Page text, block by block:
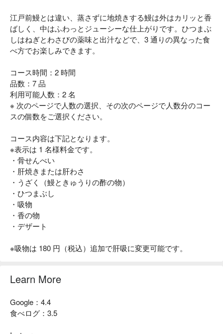
江戸前鰻とは違い、蒸さずに地焼きする鰻は外はカリッと香
ばしく、中はふわっとジューシーな仕上がりです。ひつまぶ
しはねぎとわさびの薬味と出汁などで、3 通りの異なった食
べ方でお楽しみできます。
コース時間：2 時間
品数：7 品
利用可能人数：2 名
※ 次のページで人数の選択、その次のページで人数分のコー
スの個数をご選択ください。
コース内容は下記となります。
※表示は 1 名様料金です。
・骨せんべい
・肝焼きまたは肝わさ
・うざく（鰻ときゅうりの酢の物）
・ひつまぶし
・吸物
・香の物
・デザート
※吸物は 180 円（税込）追加で肝吸に変更可能です。
Learn More
Google：4.4
食べログ：3.5